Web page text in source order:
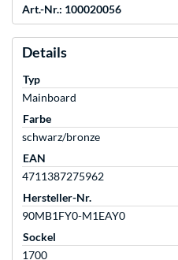
Art.-Nr.: 100020056
Details
Typ
Mainboard
Farbe
schwarz/bronze
EAN
4711387275962
Hersteller-Nr.
90MB1FY0-M1EAY0
Sockel
1700